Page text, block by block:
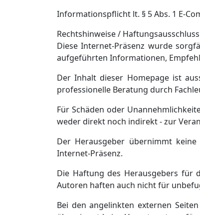
Informationspflicht lt. § 5 Abs. 1 E-
Rechtshinweise /
Diese Internet-Präsenz wurde
aufgeführten Informationen,
Der Inhalt dieser Homepage ist
professionelle Beratung durch
Für Schäden oder
weder direkt noch indirekt - zur
Der Herausgeber übernimmt
Internet-Präsenz.
Die Haftung des Herausgebers für
Autoren haften auch nicht für
Bei den angelinkten externen